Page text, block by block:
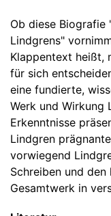
Ob diese Biografie
Lindgrens"
Klappentext heißt,
für sich
eine fundierte,
Werk und Wirkung
Erkenntnisse
Lindgren
vorwiegend
Schreiben und
Gesamtwerk in